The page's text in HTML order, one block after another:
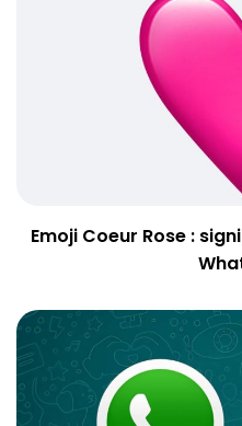
Emoji Coeur Rose :